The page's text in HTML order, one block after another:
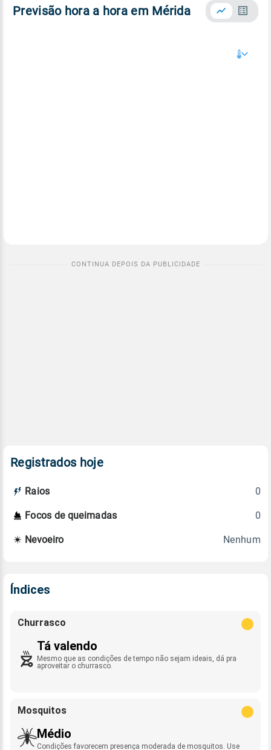
Previsão hora a hora em Mérida
Registrados hoje
Raios 0
Focos de queimadas 0
Nevoeiro Nenhum
Índices
Churrasco
Tá valendo
Mesmo que as condições de tempo não sejam ideais, dá pra
aproveitar o churrasco.
Mosquitos
Médio
Condições favorecem presença moderada de mosquitos. Use